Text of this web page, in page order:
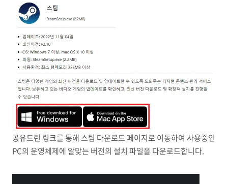
공유드린 링크를 통해 스팀 다운로드 페이지로 이동하여 사용중인
PC의 운영체제에 알맞는 버전의 설치 파일을 다운로드합니다.